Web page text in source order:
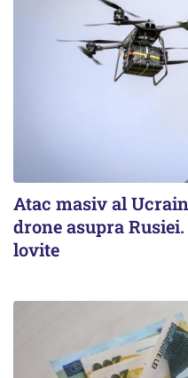
Atac masiv al
drone asupra
lovite